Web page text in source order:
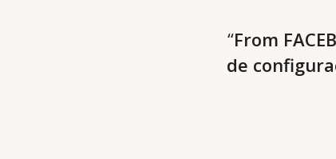
“From
de